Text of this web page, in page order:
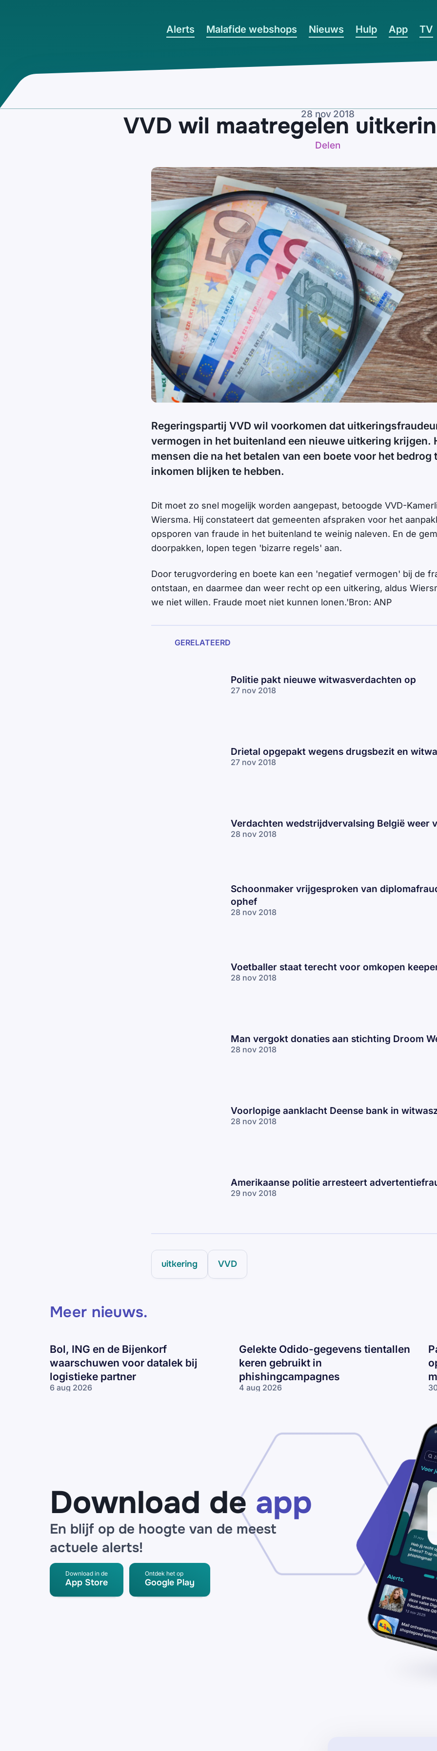
Alerts Malafide webshops Nieuws Hulp App TV
28 nov 2018
VVD wil maatregelen
Delen
Regeringspartij VVD wil voorkomen dat
vermogen in het buitenland een nieuwe uitkering krijgen.
mensen die na het betalen van een boete voor het bedrog
inkomen blijken te hebben.
Dit moet zo snel mogelijk worden aangepast, betoogde VVD-
Wiersma. Hij constateert dat gemeenten afspraken voor het
opsporen van fraude in het buitenland te weinig naleven. En de
doorpakken, lopen tegen 'bizarre regels' aan.
Door terugvordering en boete kan een 'negatief vermogen' bij de
ontstaan, en daarmee dan weer recht op een uitkering, aldus
we niet willen. Fraude moet niet kunnen lonen.'Bron: ANP
GERELATEERD
Politie pakt nieuwe witwasverdachten op
27 nov 2018
Drietal opgepakt wegens drugsbezit en
27 nov 2018
Verdachten wedstrijdvervalsing België weer
28 nov 2018
Schoonmaker vrijgesproken van
ophef
28 nov 2018
Voetballer staat terecht voor omkopen
28 nov 2018
Man vergokt donaties aan stichting Droom
28 nov 2018
Voorlopige aanklacht Deense bank in
28 nov 2018
Amerikaanse politie arresteert
29 nov 2018
uitkering VVD
Meer nieuws.
Bol, ING en de Bijenkorf
waarschuwen voor datalek bij
logistieke partner
6 aug 2026
Gelekte Odido-gegevens tientallen
keren gebruikt in
phishingcampagnes
4 aug 2026
Download de app
En blijf op de hoogte van de meest
actuele alerts!
Download in de
App Store
Ontdek het op
Google Play